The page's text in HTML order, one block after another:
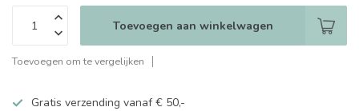
Toevoegen aan winkelwagen
Toevoegen om te vergelijken
Gratis verzending vanaf € 50,-